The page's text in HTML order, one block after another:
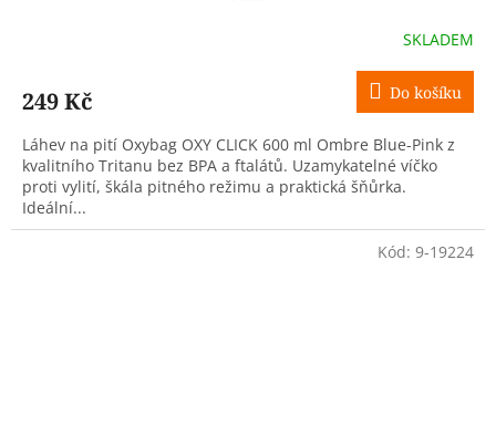
SKLADEM
249 Kč Do košíku
Láhev na pití Oxybag OXY CLICK 600 ml Ombre Blue-Pink z
kvalitního Tritanu bez BPA a ftalátů. Uzamykatelné víčko
proti vylití, škála pitného režimu a praktická šňůrka.
Ideální...
Kód: 9-19224